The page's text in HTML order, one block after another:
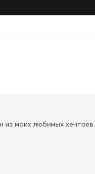
из моих любимых хентаев.